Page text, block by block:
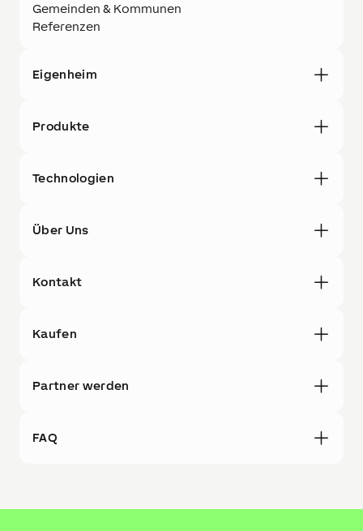
Gemeinden & Kommunen
Referenzen
Eigenheim
Produkte
Technologien
Über Uns
Kontakt
Kaufen
Partner werden
FAQ